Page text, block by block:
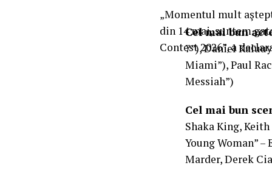
Cel mai bun
7”), Daniel
Miami”), Paul
Messiah”)
Cel mai bun
Shaka King,
Young Woman”
Marder, Derek
„Momentul mult
din 14 mai, suntem
Contest 2026”, a